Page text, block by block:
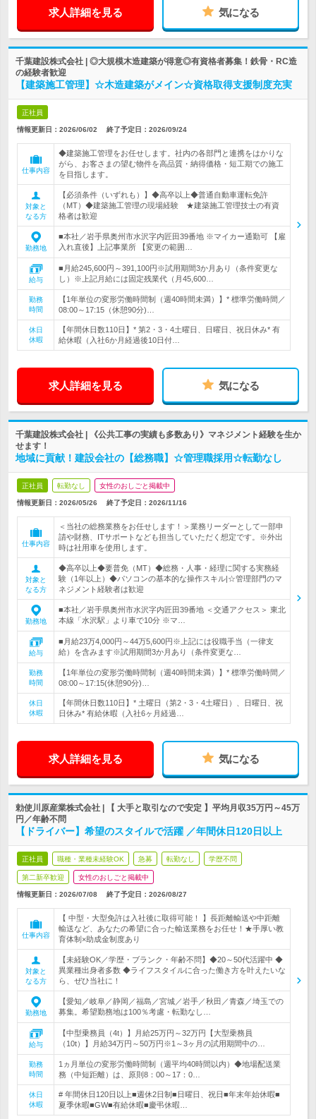
求人詳細を見る 気になる
千葉建設株式会社 | ◎大規模木造建築が得意◎有資格者募集！鉄骨・RC造
の経験者歓迎
【建築施工管理】☆木造建築がメイン☆資格取得支援制度充実
正社員
情報更新日：2026/06/02 終了予定日： 2026/09/24
仕事内容
◆建築施工管理をお任せします。社内の各部門と連携をはかりな
がら、お客さまの望む物件を高品質・納得価格・短工期での施工
を目指します。
対象と
なる方
【必須条件（いずれも）】◆高卒以上◆普通自動車運転免許
（MT）◆建築施工管理の現場経験 ★建築施工管理技士の有資
格者は歓迎
勤務地
■本社／岩手県奥州市水沢字内匠田39番地 ※マイカー通勤可 【雇
入れ直後】上記事業所 【変更の範囲…
給与
■月給245,600円～391,100円※試用期間3か月あり（条件変更な
し）※上記月給には固定残業代（月45,600…
勤務
時間
【1年単位の変形労働時間制（週40時間未満）】* 標準労働時間／
08:00～17:15（休憩90分)…
休日
休暇
【年間休日数110日】* 第2・3・4土曜日、日曜日、祝日休み* 有
給休暇（入社6か月経過後10日付…
求人詳細を見る 気になる
千葉建設株式会社 | 《公共工事の実績も多数あり》マネジメント経験を生か
せます！
地域に貢献！建設会社の【総務職】☆管理職採用☆転勤なし
正社員 転勤なし 女性のおしごと掲載中
情報更新日：2026/05/26 終了予定日： 2026/11/16
仕事内容
＜当社の総務業務をお任せします！＞業務リーダーとして一部申
請や財務、ITサポートなども担当していただく想定です。※外出
時は社用車を使用します。
対象と
なる方
◆高卒以上◆要普免（MT）◆総務・人事・経理に関する実務経
験（1年以上）◆パソコンの基本的な操作スキル|☆管理部門のマ
ネジメント経験者は歓迎
勤務地
■本社／岩手県奥州市水沢字内匠田39番地 ＜交通アクセス＞ 東北
本線「水沢駅」より車で10分 ※マ…
給与
■月給23万4,000円～44万5,600円※上記には役職手当（一律支
給）を含みます※試用期間3か月あり（条件変更な…
勤務
時間
【1年単位の変形労働時間制（週40時間未満）】* 標準労働時間／
08:00～17:15(休憩90分)…
休日
休暇
【年間休日数110日】* 土曜日（第2・3・4土曜日）、日曜日、祝
日休み* 有給休暇（入社6ヶ月経過…
求人詳細を見る 気になる
勅使川原産業株式会社 | 【 大手と取引なので安定 】平均月収35万円～45万
円／年齢不問
【ドライバー】希望のスタイルで活躍 ／年間休日120日以上
正社員 職種・業種未経験OK 急募 転勤なし 学歴不問
第二新卒歓迎 女性のおしごと掲載中
情報更新日：2026/07/08 終了予定日： 2026/08/27
仕事内容
【 中型・大型免許は入社後に取得可能！ 】長距離輸送や中距離
輸送など、あなたの希望に合った輸送業務をお任せ！★手厚い教
育体制×助成金制度あり
対象と
なる方
【未経験OK／学歴・ブランク・年齢不問】◆20～50代活躍中 ◆
異業種出身者多数 ◆ライフスタイルに合った働き方を叶えたいな
ら、ぜひ当社に！
勤務地
【愛知／岐阜／静岡／福島／宮城／岩手／秋田／青森／埼玉での
募集。希望勤務地は100％考慮・転勤なし…
給与
【中型乗務員（4t）】月給25万円～32万円【大型乗務員
（10t）】月給34万円～50万円※1～3ヶ月の試用期間中の…
勤務
時間
1ヵ月単位の変形労働時間制（週平均40時間以内）◆地場配送業
務（中短距離）は、原則8：00～17：0…
休日
休暇
# 年間休日120日以上■週休2日制■日曜日、祝日■年末年始休暇■
夏季休暇■GW■有給休暇■慶弔休暇…